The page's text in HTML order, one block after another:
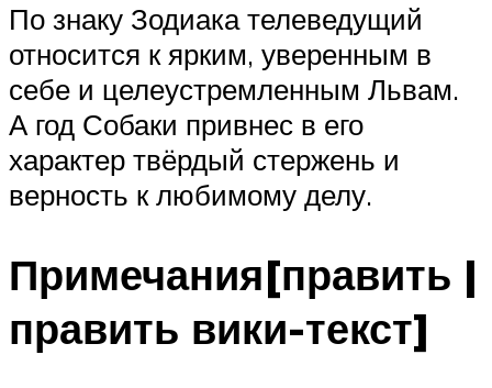
По знаку Зодиака телеведущий
относится к ярким, уверенным в
себе и целеустремленным Львам.
А год Собаки привнес в его
характер твёрдый стержень и
верность к любимому делу.
Примечания[править |
править вики-текст]